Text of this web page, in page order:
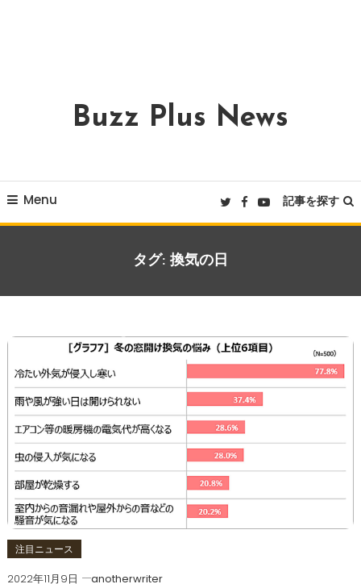
Buzz Plus News
Menu 記事を探す
タグ: 換気の日
注目ニュース
2022年11月9日
anotherwriter